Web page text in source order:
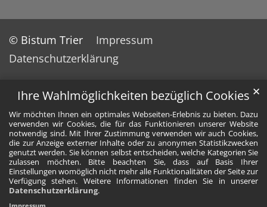
Ihre Wahlmöglichkeiten bezüglich Cookies
Wir möchten Ihnen ein optimales Webseiten-Erlebnis zu bieten. Dazu
verwenden wir Cookies, die für das Funktionieren unserer Website
notwendig sind. Mit Ihrer Zustimmung verwenden wir auch Cookies,
die zur Anzeige externer Inhalte oder zu anonymen Statistikzwecken
genutzt werden. Sie können selbst entscheiden, welche Kategorien Sie
zulassen möchten. Bitte beachten Sie, dass auf Basis Ihrer
Einstellungen womöglich nicht mehr alle Funktionalitäten der Seite zur
Verfügung stehen. Weitere Informationen finden Sie in unserer
Datenschutzerklärung.
✕
© Bistum Trier
Impressum
Datenschutzerklärung